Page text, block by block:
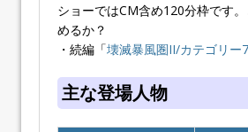
ショーではCM含め120分枠です
めるか？
・続編「壊滅暴風圏II/カテゴリー7
主な登場人物